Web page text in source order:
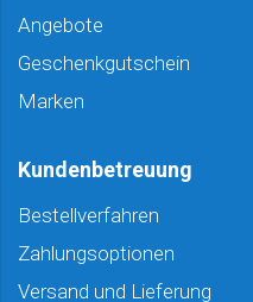
Angebote
Geschenkgutschein
Marken
Kundenbetreuung
Bestellverfahren
Zahlungsoptionen
Versand und Lieferung